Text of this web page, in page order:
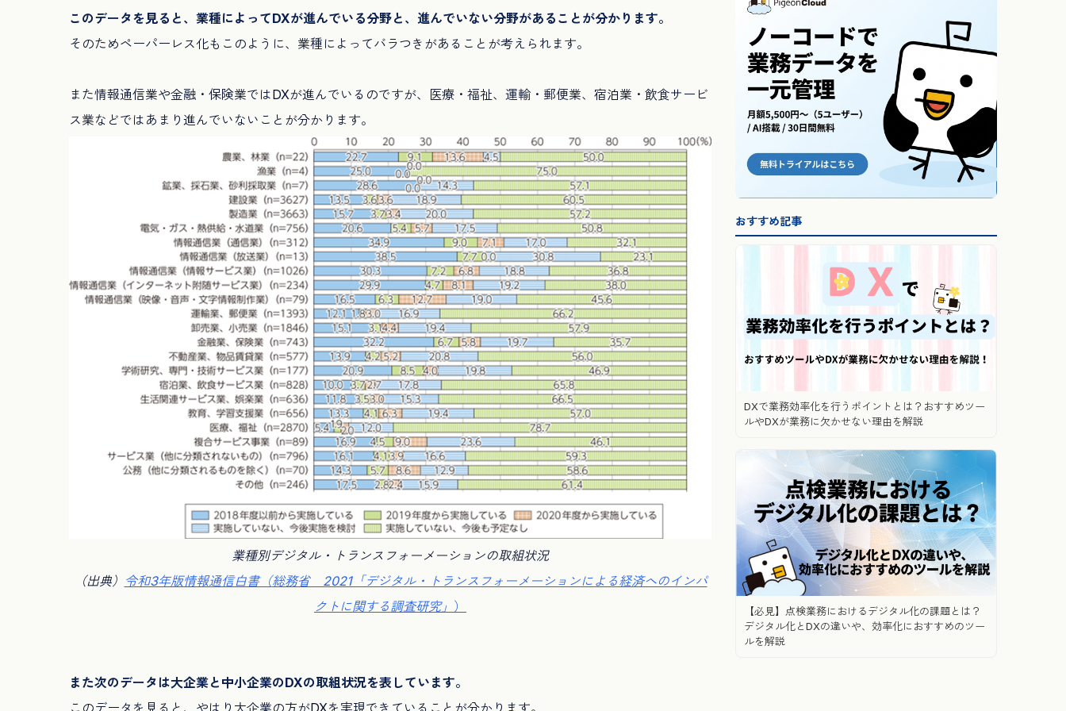
このデータを見ると、業種によってDXが進んでいる分野と、進んでいない分野があることが分かります。
そのためペーパーレス化もこのように、業種によってバラつきがあることが考えられます。
また情報通信業や金融・保険業ではDXが進んでいるのですが、医療・福祉、運輸・郵便業、宿泊業・飲食サービ
ス業などではあまり進んでいないことが分かります。
業種別デジタル・トランスフォーメーションの取組状況
（出典） 令和3年版情報通信白書（総務省 2021「デジタル・トランスフォーメーションによる経済へのインパ
クトに関する調査研究」 ）
また次のデータは大企業と中小企業のDXの取組状況を表しています。
おすすめ記事
DXで業務効率化を行うポイントとは？おすすめツー
ルやDXが業務に欠かせない理由を解説
【必見】点検業務におけるデジタル化の課題とは？
デジタル化とDXの違いや、効率化におすすめのツー
ルを解説